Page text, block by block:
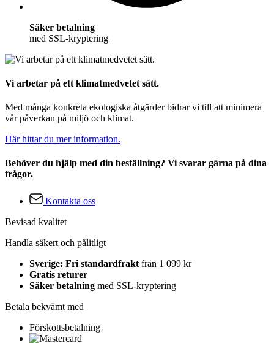
Säker betalning
med SSL-kryptering
Vi arbetar på ett klimatmedvetet sätt.
Med många konkreta ekologiska åtgärder bidrar vi till att minimera
vår påverkan på miljö och klimat.
Här hittar du mer information.
Behöver du hjälp med din beställning? Vi svarar gärna på dina
frågor.
Kontakta oss
Bevisad kvalitet
Handla säkert och pålitligt
Sverige: Fri standardfrakt från 1 099 kr
Gratis returer
Säker betalning med SSL-kryptering
Betala bekvämt med
Förskottsbetalning